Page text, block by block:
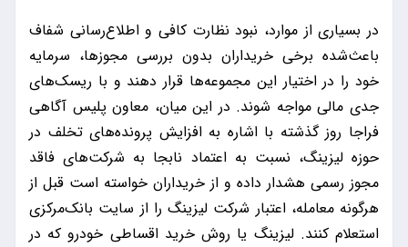
در بسیاری از موارد، نبود نظارت کافی و اطلاع‌رسانی شفاف
باعث‌شده برخی خریداران بدون بررسی مجوزها، سرمایه
خود را در اختیار این مجموعه‌ها قرار دهند و با ریسک‌های
جدی مالی مواجه شوند. در این میان، معاون پلیس آگاهی
فراجا روز گذشته با اشاره به افزایش پرونده‌های تخلف در
حوزه لیزینگ، نسبت به اعتماد نابجا به شرکت‌های فاقد
مجوز رسمی هشدار داده و از خریداران خواسته است قبل از
هرگونه معامله، اعتبار شرکت لیزینگ را از سایت بانک‌مرکزی
استعلام کنند. لیزینگ یا روش خرید اقساطی خودرو که در